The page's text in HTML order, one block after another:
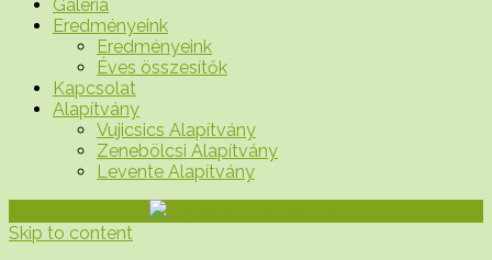
Galéria
Eredményeink
Eredményeink
Éves összesítők
Kapcsolat
Alapítvány
Vujicsics Alapítvány
Zenebölcsi Alapítvány
Levente Alapítvány
Skip to content